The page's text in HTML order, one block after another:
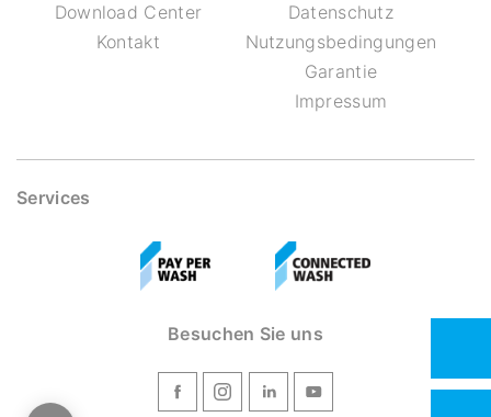
Download Center
Kontakt
Datenschutz
Nutzungsbedingungen
Garantie
Impressum
Services
Besuchen Sie uns